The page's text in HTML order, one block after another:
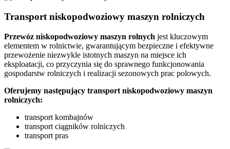
Transport niskopodwoziowy maszyn rolniczych
Przewóz niskopodwoziowy maszyn rolnych jest kluczowym
elementem w rolnictwie, gwarantującym bezpieczne i efektywne
przewożenie niezwykle istotnych maszyn na miejsce ich
eksploatacji, co przyczynia się do sprawnego funkcjonowania
gospodarstw rolniczych i realizacji sezonowych prac polowych.
Oferujemy następujący transport niskopodwoziowy maszyn
rolniczych:
transport kombajnów
transport ciągników rolniczych
transport pras